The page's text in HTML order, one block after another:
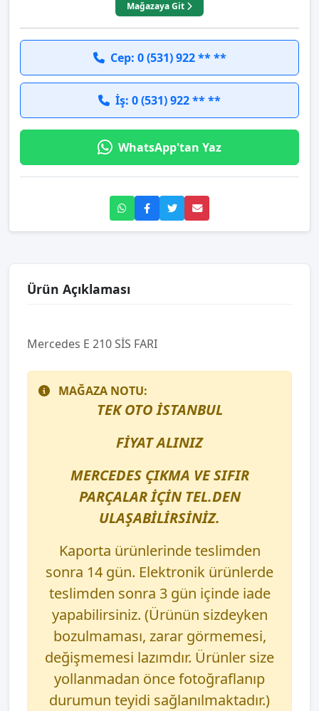
Mağazaya Git
Cep: 0 (531) 922 ** **
İş: 0 (531) 922 ** **
WhatsApp'tan Yaz
Ürün Açıklaması
Mercedes E 210 SİS FARI
MAĞAZA NOTU:
TEK OTO İSTANBUL
FİYAT ALINIZ
MERCEDES ÇIKMA VE SIFIR
PARÇALAR İÇİN TEL.DEN
ULAŞABİLİRSİNİZ.
Kaporta ürünlerinde teslimden
sonra 14 gün. Elektronik ürünlerde
teslimden sonra 3 gün içinde iade
yapabilirsiniz. (Ürünün sizdeyken
bozulmaması, zarar görmemesi,
değişmemesi lazımdır. Ürünler size
yollanmadan önce fotoğraflanıp
durumun teyidi sağlanılmaktadır.)